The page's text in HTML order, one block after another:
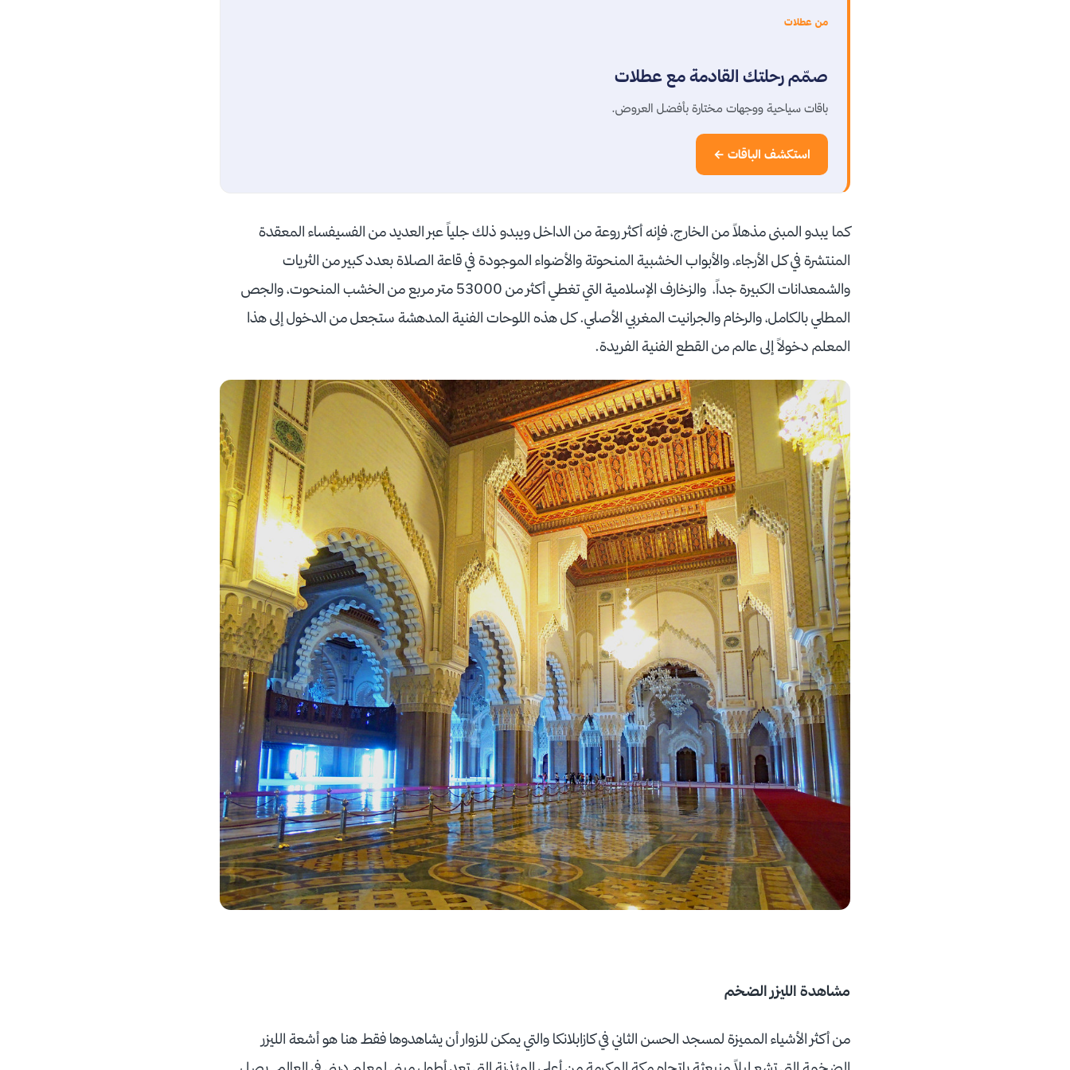
من عطلات
صمّم رحلتك القادمة مع عطلات
باقات سياحية ووجهات مختارة بأفضل العروض.
استكشف الباقات ←
كما يبدو المبنى مذهلاً من الخارج، فإنه أكثر روعة من الداخل ويبدو ذلك جلياً عبر العديد من الفسيفساء المعقدة
المنتشرة في كل الأرجاء، والأبواب الخشبية المنحوتة والأضواء الموجودة في قاعة الصلاة بعدد كبير من الثريات
والشمعدانات الكبيرة جداً، والزخارف الإسلامية التي تغطي أكثر من 53000 متر مربع من الخشب المنحوت، والجص
المطلي بالكامل، والرخام والجرانيت المغربي الأصلي. كل هذه اللوحات الفنية المدهشة ستجعل من الدخول إلى هذا
المعلم دخولاً إلى عالم من القطع الفنية الفريدة.
مشاهدة الليزر الضخم
من أكثر الأشياء المميزة لمسجد الحسن الثاني في كازابلانكا والتي يمكن للزوار أن يشاهدوها فقط هنا هو أشعة الليزر